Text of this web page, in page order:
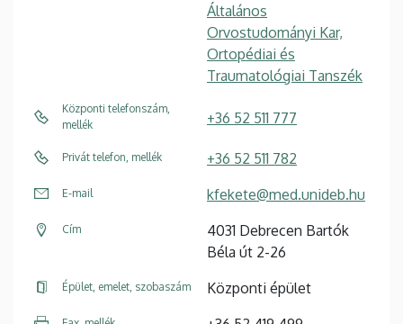
Általános
Orvostudományi Kar,
Ortopédiai és
Traumatológiai Tanszék
Központi telefonszám,
mellék
+36 52 511 777
Privát telefon, mellék +36 52 511 782
E-mail kfekete@med.unideb.hu
Cím
4031 Debrecen Bartók
Béla út 2-26
Épület, emelet, szobaszám Központi épület